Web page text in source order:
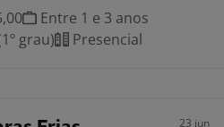
Entre 1 e 3 anos
grau)
Presencial
23 jun